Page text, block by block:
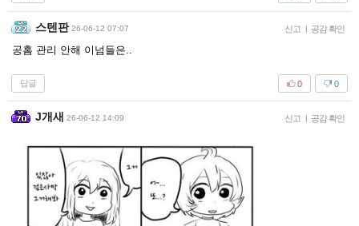
스텐판 26-06-12 07:07 신고 | 공감 확인
공홈 관리 안해 이넘들은..
답글 0
0
J개새 26-06-12 14:09 신고 | 공감 확인